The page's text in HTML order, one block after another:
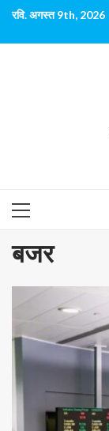
छोड़कर
पर
रवि. अगस्त 9th, 2026
प्राथमिक
बजर